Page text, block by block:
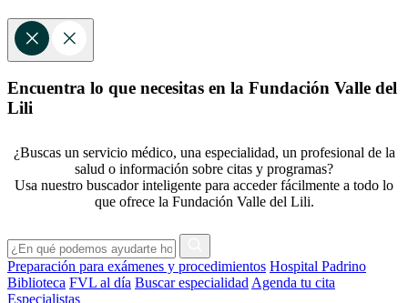
Encuentra lo que necesitas en la Fundación Valle del
Lili
¿Buscas un servicio médico, una especialidad, un profesional de la
salud o información sobre citas y programas?
Usa nuestro buscador inteligente para acceder fácilmente a todo lo
que ofrece la Fundación Valle del Lili.
Preparación para exámenes y procedimientos Hospital Padrino
Biblioteca FVL al día Buscar especialidad Agenda tu cita
Especialistas